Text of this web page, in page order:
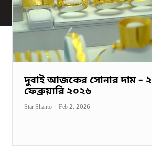
দুবাই আজকের সোনার দাম – ২
ফেব্রুয়ারি ২০২৬
Star Shanto - Feb 2, 2026